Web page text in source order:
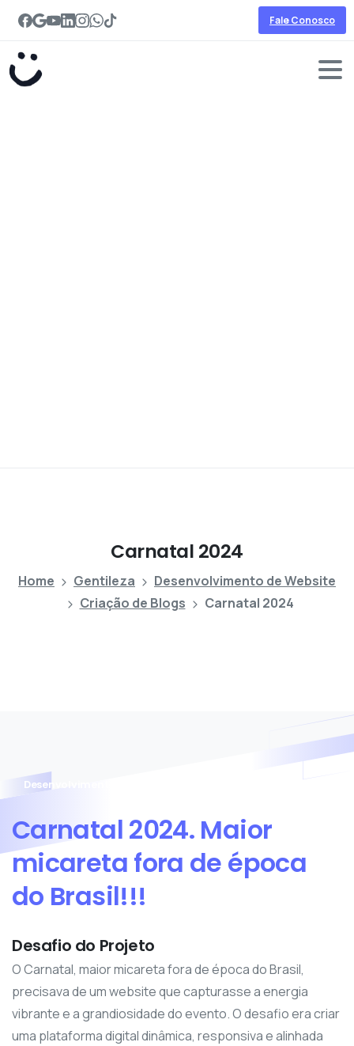
Fale Conosco
Carnatal 2024
Home Gentileza
Desenvolvimento de Website
Criação de Blogs
Carnatal 2024
Desenvolvimento de Website para Carnatal 2024
Carnatal 2024. Maior
micareta fora de época
do Brasil!!!
Desafio do Projeto
O Carnatal, maior micareta fora de época do Brasil,
precisava de um website que capturasse a energia
vibrante e a grandiosidade do evento. O desafio era criar
uma plataforma digital dinâmica, responsiva e alinhada